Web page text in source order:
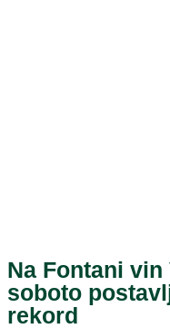
Na Fontani
soboto
rekord